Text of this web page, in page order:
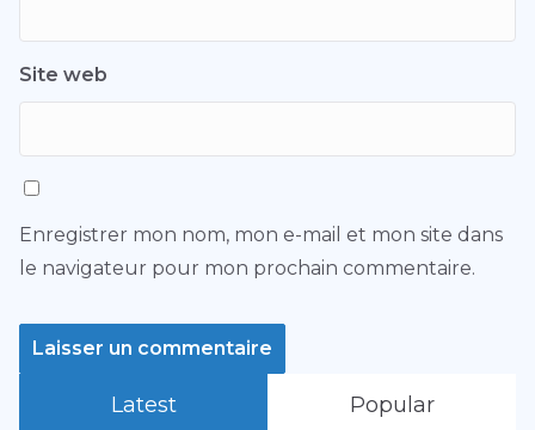
Site web
Enregistrer mon nom, mon e-mail et mon site dans
le navigateur pour mon prochain commentaire.
Latest Popular